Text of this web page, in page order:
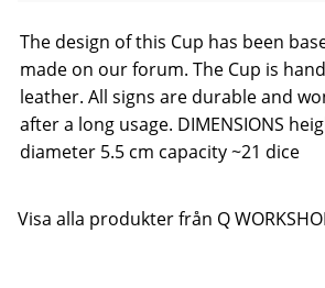
The design of this Cup has been
made on our forum. The Cup is
leather. All signs are durable and
after a long usage. DIMENSIONS
diameter 5.5 cm capacity ~21 dice
Visa alla produkter från Q